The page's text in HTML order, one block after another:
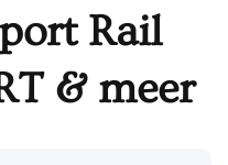
Rail
& meer